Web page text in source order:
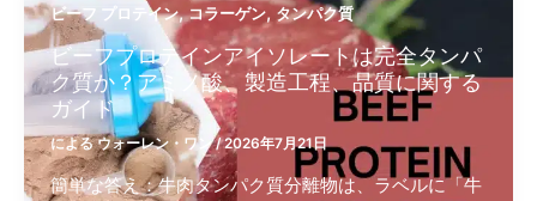
ビーフ プロテイン​,コラーゲン, タンパク質
ビーフプロテインアイソレートは完全タンパ
ク質か？アミノ酸、製造工程、品質に関する
ガイド
によるウォーレン・ワン/2026年7月21日
簡単な答え：牛肉タンパク質分離物は、ラベルに「牛